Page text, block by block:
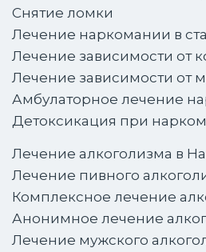
Снятие ломки
Лечение наркомании в
Лечение зависимости от
Лечение зависимости от
Амбулаторное лечение
Детоксикация при
Лечение алкоголизма в
Лечение пивного
Комплексное лечение
Анонимное лечение
Лечение мужского